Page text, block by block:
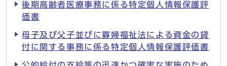
後期高齢者医療事務に係る特定個人情報保護評
価書
母子及び父子並びに寡婦福祉法による資金の貸
付に関する事務に係る特定個人情報保護評価書